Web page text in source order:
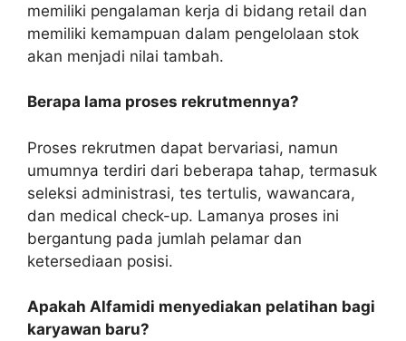
memiliki pengalaman kerja di bidang retail dan
memiliki kemampuan dalam pengelolaan stok
akan menjadi nilai tambah.
Berapa lama proses rekrutmennya?
Proses rekrutmen dapat bervariasi, namun
umumnya terdiri dari beberapa tahap, termasuk
seleksi administrasi, tes tertulis, wawancara,
dan medical check-up. Lamanya proses ini
bergantung pada jumlah pelamar dan
ketersediaan posisi.
Apakah Alfamidi menyediakan pelatihan bagi
karyawan baru?